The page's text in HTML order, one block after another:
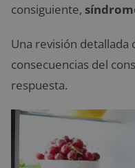
consiguiente,
Una revisión detallada
consecuencias del
respuesta.